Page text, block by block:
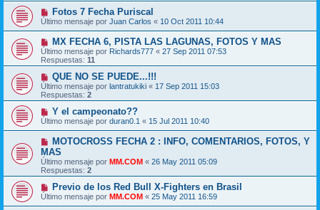
Fotos 7 Fecha Puriscal
Último mensaje por Juan Carlos « 10 Oct 2011 10:44
MX FECHA 6, PISTA LAS LAGUNAS, FOTOS Y MAS
Último mensaje por Richards777 « 27 Sep 2011 07:53
Respuestas: 11
QUE NO SE PUEDE...!!!
Último mensaje por lantratukiki « 17 Sep 2011 15:03
Respuestas: 2
Y el campeonato??
Último mensaje por duran0.1 « 15 Jul 2011 10:40
MOTOCROSS FECHA 2 : INFO, COMENTARIOS, FOTOS, Y
MAS
Último mensaje por MM.COM « 26 May 2011 05:09
Respuestas: 2
Previo de los Red Bull X-Fighters en Brasil
Último mensaje por MM.COM « 25 May 2011 16:59